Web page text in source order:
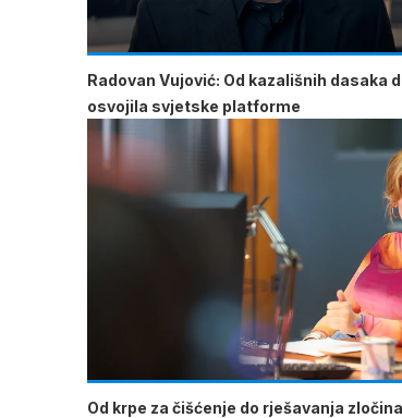
Radovan Vujović: Od kazališnih dasaka
osvojila svjetske platforme
Od krpe za čišćenje do rješavanja